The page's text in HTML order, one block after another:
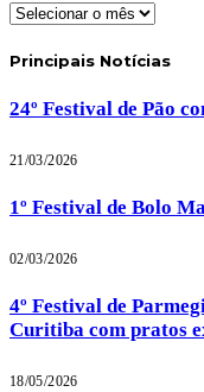
Arquivos
Principais Notícias
24º Festival de Pão
21/03/2026
1º Festival de Bolo
02/03/2026
4º Festival de
Curitiba com pratos
18/05/2026